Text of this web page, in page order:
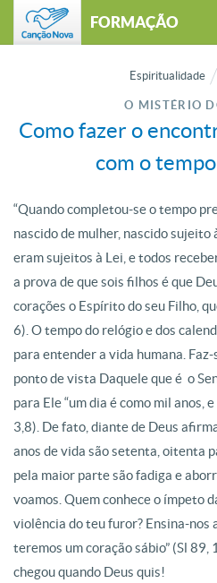
FORMAÇÃO
Espiritualidade
O MISTÉRIO
Como fazer o
com o
“Quando completou-se o tempo
nascido de mulher, nascido sujeito
eram sujeitos à Lei, e todos
a prova de que sois filhos é que
corações o Espírito do seu Filho,
6). O tempo do relógio e dos
para entender a vida humana.
ponto de vista Daquele que é o
para Ele “um dia é como mil anos,
3,8). De fato, diante de Deus
anos de vida são setenta, oitenta
pela maior parte são fadiga e
voamos. Quem conhece o ímpeto
violência do teu furor? Ensina-nos
teremos um coração sábio” (Sl
chegou quando Deus quis!